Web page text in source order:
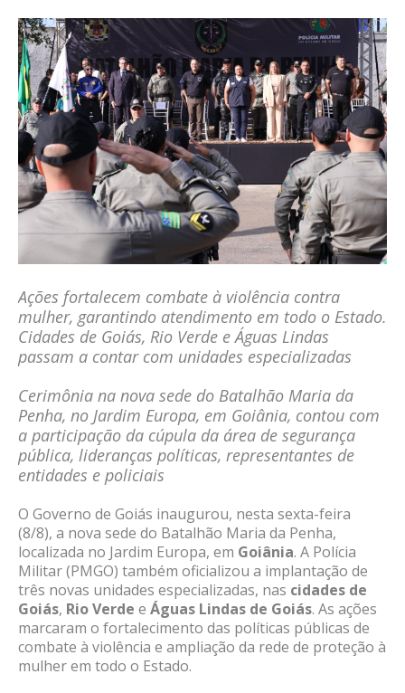
Ações fortalecem combate à violência contra
mulher, garantindo atendimento em todo o Estado.
Cidades de Goiás, Rio Verde e Águas Lindas
passam a contar com unidades especializadas
Cerimônia na nova sede do Batalhão Maria da
Penha, no Jardim Europa, em Goiânia, contou com
a participação da cúpula da área de segurança
pública, lideranças políticas, representantes de
entidades e policiais
O Governo de Goiás inaugurou, nesta sexta-feira
(8/8), a nova sede do Batalhão Maria da Penha,
localizada no Jardim Europa, em Goiânia. A Polícia
Militar (PMGO) também oficializou a implantação de
três novas unidades especializadas, nas cidades de
Goiás, Rio Verde e Águas Lindas de Goiás. As ações
marcaram o fortalecimento das políticas públicas de
combate à violência e ampliação da rede de proteção à
mulher em todo o Estado.